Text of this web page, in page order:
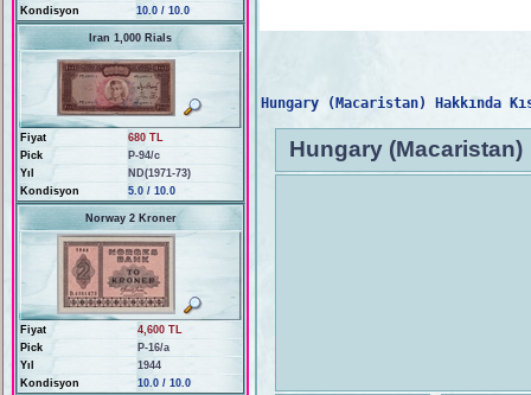
Kondisyon
10.0 / 10.0
Iran 1,000 Rials
Fiyat
680 TL
Pick
P-94/c
Yıl
ND(1971-73)
Kondisyon
5.0 / 10.0
Norway 2 Kroner
Fiyat
4,600 TL
Pick
P-16/a
Yıl
1944
Kondisyon
10.0 / 10.0
Hungary (Macaristan) Hakkında
Hungary (Macaristan)